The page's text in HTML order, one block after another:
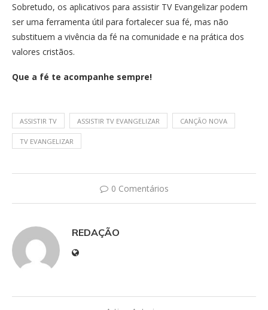
Sobretudo, os aplicativos para assistir TV Evangelizar podem
ser uma ferramenta útil para fortalecer sua fé, mas não
substituem a vivência da fé na comunidade e na prática dos
valores cristãos.
Que a fé te acompanhe sempre!
ASSISTIR TV ASSISTIR TV EVANGELIZAR CANÇÃO NOVA
TV EVANGELIZAR
0 Comentários
REDAÇÃO